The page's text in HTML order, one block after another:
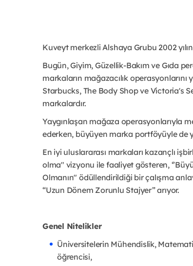
Kuveyt merkezli Alshaya Grubu 2002
Bugün, Giyim, Güzellik-Bakım ve Gıda
markaların mağazacılık
Starbucks, The Body Shop ve Victoria's
markalardır.
Yaygınlaşan mağaza operasyonlarıyla
ederken, büyüyen marka portföyüyle de
En iyi uluslararası markaları kazançlı
olma" vizyonu ile faaliyet gösteren,
Olmanın" ödüllendirildiği bir çalışma
“Uzun Dönem Zorunlu Stajyer” arıyor.
Genel Nitelikler
Üniversitelerin Mühendislik,
öğrencisi,